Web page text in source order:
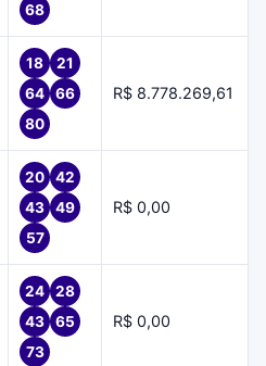
68
18
21
64
66
80
R$ 8.778.269,61
20
42
43
49
57
R$ 0,00
24
28
43
65
73
R$ 0,00